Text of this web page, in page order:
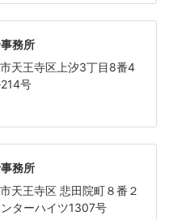
務所
天王寺区上汐3丁目8番4
号
務所
天王寺区 悲田院町８番２
ターハイツ1307号